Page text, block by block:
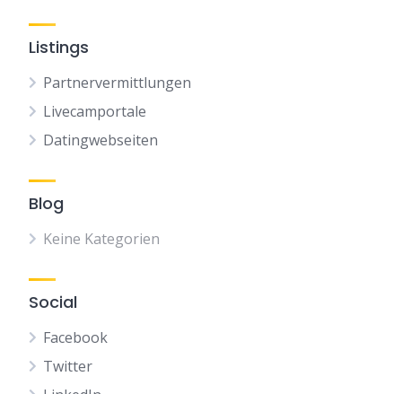
Listings
Partnervermittlungen
Livecamportale
Datingwebseiten
Blog
Keine Kategorien
Social
Facebook
Twitter